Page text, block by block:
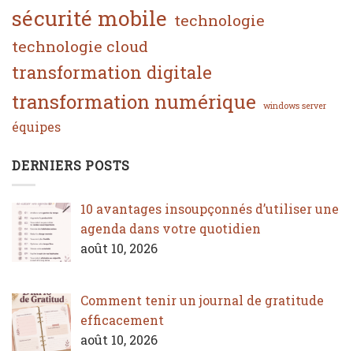
sécurité mobile technologie
technologie cloud
transformation digitale
transformation numérique windows server
équipes
DERNIERS POSTS
10 avantages insoupçonnés d’utiliser une
agenda dans votre quotidien
août 10, 2026
Comment tenir un journal de gratitude
efficacement
août 10, 2026